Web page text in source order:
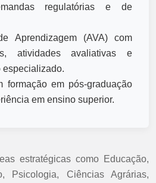
regulatórias e de
Aprendizagem (AVA) com
atividades avaliativas e
especializado.
formação em pós-graduação
em ensino superior.
estratégicas como Educação,
Psicologia, Ciências Agrárias,